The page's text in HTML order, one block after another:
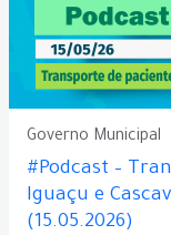
Governo Municipal
#Podcast –
Iguaçu e
(15.05.2026)